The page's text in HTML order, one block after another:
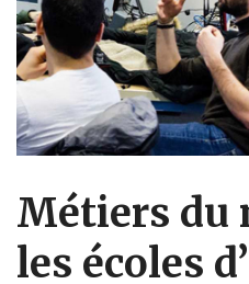
Métiers du
les écoles